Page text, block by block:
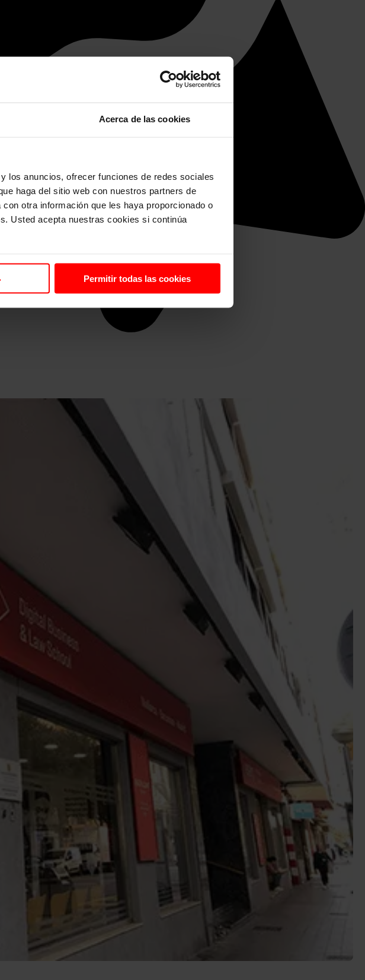
Acerca de las cookies
los anuncios, ofrecer funciones de redes sociales
haga del sitio web con nuestros partners de
otra información que les haya proporcionado o
Usted acepta nuestras cookies si continúa
Permitir todas las cookies